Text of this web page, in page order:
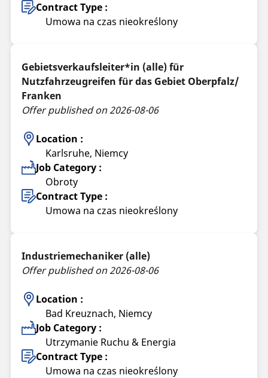
Contract Type :
Umowa na czas nieokreślony
Gebietsverkaufsleiter*in (alle) für
Nutzfahrzeugreifen für das Gebiet Oberpfalz/
Franken
Offer published on 2026-08-06
Location :
Karlsruhe, Niemcy
Job Category :
Obroty
Contract Type :
Umowa na czas nieokreślony
Industriemechaniker (alle)
Offer published on 2026-08-06
Location :
Bad Kreuznach, Niemcy
Job Category :
Utrzymanie Ruchu & Energia
Contract Type :
Umowa na czas nieokreślony